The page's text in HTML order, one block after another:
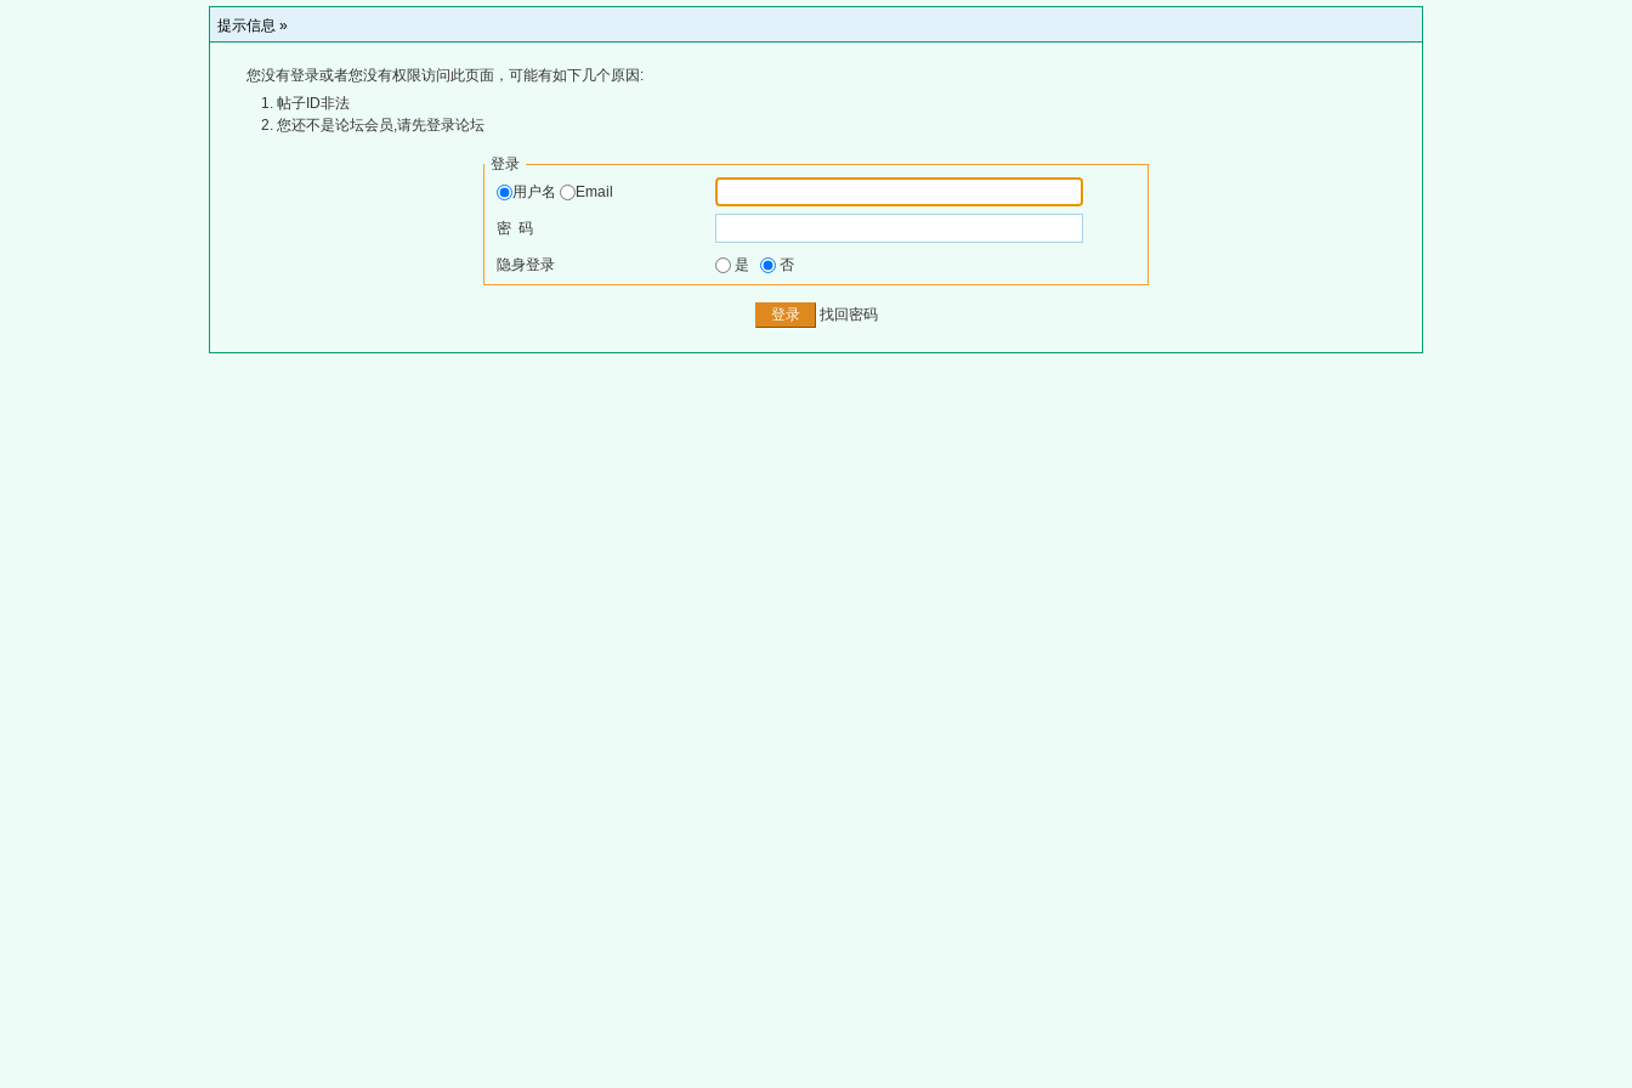
提示信息 »
您没有登录或者您没有权限访问此页面，可能有如下几个原因:
帖子ID非法
您还不是论坛会员,请先登录论坛
登录
用户名
Email
密 码
隐身登录 是 否
找回密码